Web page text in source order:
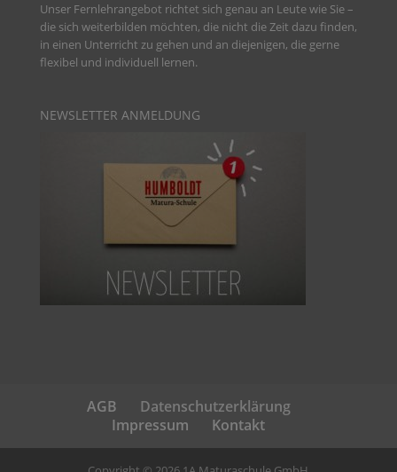
Unser Fernlehrangebot richtet sich genau an Leute wie Sie –
die sich weiterbilden möchten, die nicht die Zeit dazu finden,
in einen Unterricht zu gehen und an diejenigen, die gerne
flexibel und individuell lernen.
NEWSLETTER ANMELDUNG
AGB
Datenschutzerklärung
Impressum
Kontakt